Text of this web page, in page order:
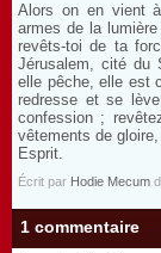
Alors on en vient
armes de la
revêts-toi de ta
Jérusalem, cité du
elle pêche, elle est
redresse et se
confession ;
vêtements de
Esprit.
Écrit par Hodie Mecum
1 commentaire